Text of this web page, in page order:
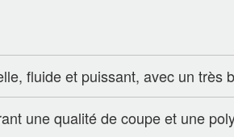
fluide et puissant, avec un très
une qualité de coupe et une